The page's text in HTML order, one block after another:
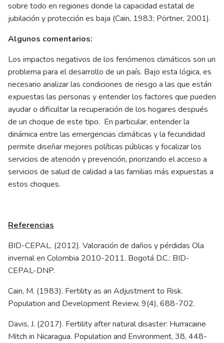
sobre todo en regiones donde la capacidad estatal de
jubilación y protección es baja (Cain, 1983; Pörtner, 2001).
Algunos comentarios:
Los impactos negativos de los fenómenos climáticos son un
problema para el desarrollo de un país. Bajo esta lógica, es
necesario analizar las condiciones de riesgo a las que están
expuestas las personas y entender los factores que pueden
ayudar o dificultar la recuperación de los hogares después
de un choque de este tipo. En particular, entender la
dinámica entre las emergencias climáticas y la fecundidad
permite diseñar mejores políticas públicas y focalizar los
servicios de atención y prevención, priorizando el acceso a
servicios de salud de calidad a las familias más expuestas a
estos choques.
Referencias
BID-CEPAL. (2012). Valoración de daños y pérdidas Ola
invernal en Colombia 2010-2011. Bogotá D.C.: BID-
CEPAL-DNP.
Cain, M. (1983). Fertility as an Adjustment to Risk.
Population and Development Review, 9(4), 688-702.
Davis, J. (2017). Fertility after natural disaster: Hurracaine
Mitch in Nicaragua. Population and Environment, 38, 448-